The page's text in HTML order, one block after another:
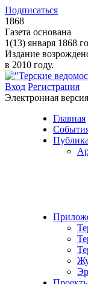
Подписаться
1868
Газета основана
1(13) января 1868
Издание
в 2010 году.
Вход Регистрация
Электронная
Главная